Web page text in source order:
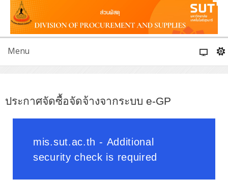
Menu
ประกาศจัดซื้อจัดจ้างจากระบบ e-GP